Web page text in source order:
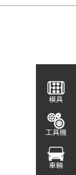
模具
工具機
車輛